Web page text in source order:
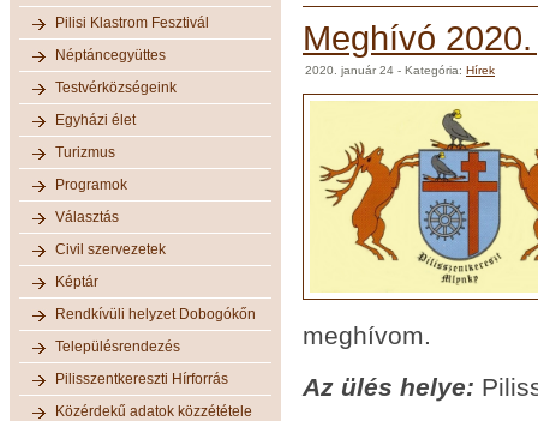
Pilisi Klastrom Fesztivál
Néptáncegyüttes
Testvérközségeink
Egyházi élet
Turizmus
Programok
Választás
Civil szervezetek
Képtár
Rendkívüli helyzet Dobogókőn
Településrendezés
Pilisszentkereszti Hírforrás
Közérdekű adatok közzététele
Meghívó
2020. január 24 - Kategória: Hírek
meghívom.
Az ülés helye: